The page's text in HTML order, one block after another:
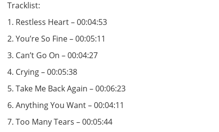
Tracklist:
1. Restless Heart – 00:04:53
2. You’re So Fine – 00:05:11
3. Can’t Go On – 00:04:27
4. Crying – 00:05:38
5. Take Me Back Again – 00:06:23
6. Anything You Want – 00:04:11
7. Too Many Tears – 00:05:44